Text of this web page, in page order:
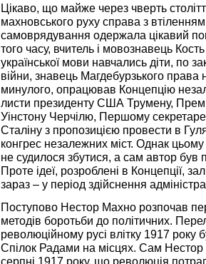
Цікаво, що майже через чверть
махновського руху справа з втіленням
самоврядування одержала цікавий
того часу, вчитель і мовознавець
української мови навчались діти, по
війни, знавець Магдебурзького права
минулого, опрацював Концепцію
листи президенту США Трумену,
Уінстону Черчілю, Першому
Сталіну з пропозицією провести в
конгрес незалежних міст. Однак
не судилося збутися, а сам автор був
Проте ідеї, розроблені в Концепції,
зараз – у період здійснення
Поступово Нестор Махно розпочав
методів боротьби до політичних.
революційному русі влітку 1917 року
Спілок Радами на місцях. Сам
серпні 1917 року, що революція